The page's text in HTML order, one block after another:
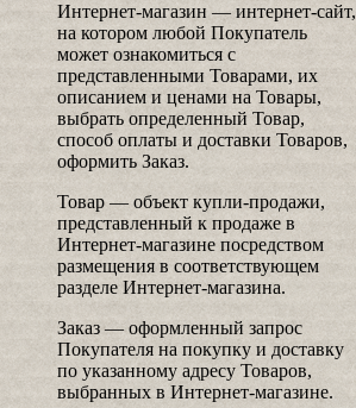
Интернет-магазин — интернет-сайт,
на котором любой Покупатель
может ознакомиться с
представленными Товарами, их
описанием и ценами на Товары,
выбрать определенный Товар,
способ оплаты и доставки Товаров,
оформить Заказ.
Товар — объект купли-продажи,
представленный к продаже в
Интернет-магазине посредством
размещения в соответствующем
разделе Интернет-магазина.
Заказ — оформленный запрос
Покупателя на покупку и доставку
по указанному адресу Товаров,
выбранных в Интернет-магазине.